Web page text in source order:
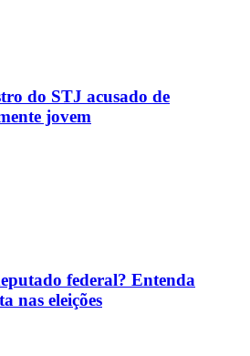
do STJ acusado de
jovem
federal? Entenda
nas eleições